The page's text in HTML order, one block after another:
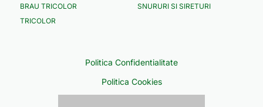
BRAU TRICOLOR
SNURURI SI SIRETURI
TRICOLOR
Politica Confidentialitate
Politica Cookies